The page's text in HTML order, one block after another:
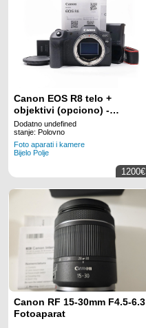
Canon EOS R8 telo +
objektivi (opciono) -
Garancija 03.2029
Dodatno undefined
stanje: Polovno
Foto aparati i kamere
Bijelo Polje
1200€
Canon RF 15-30mm F4.5-6.3
Fotoaparat